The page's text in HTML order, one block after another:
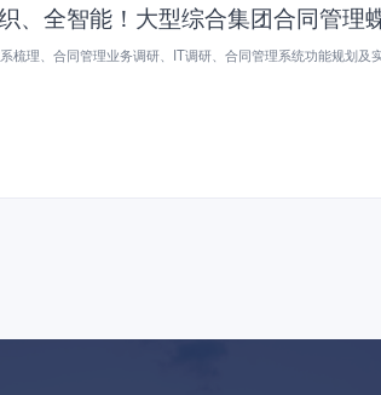
、全智能！大型综合集团合同管理
梳理、合同管理业务调研、IT调研、合同管理系统功能规划及